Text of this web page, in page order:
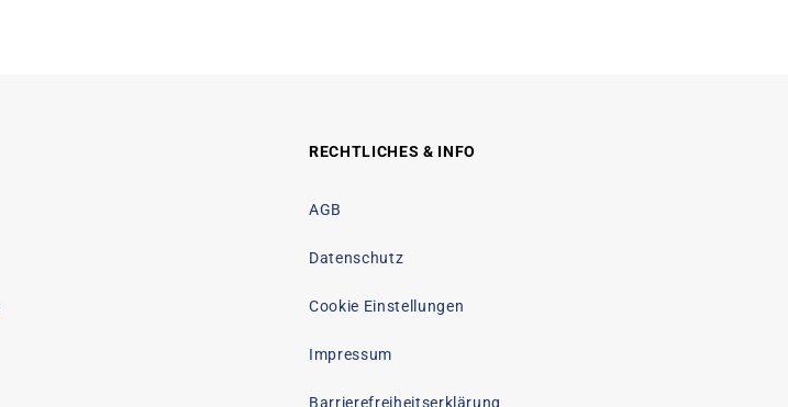
RECHTLICHES & INFO
AGB
Datenschutz
Cookie Einstellungen
Impressum
Barrierefreiheitserklärung